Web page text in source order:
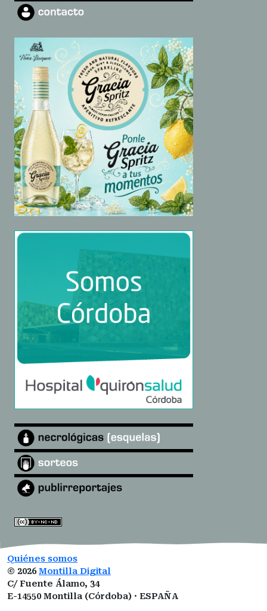
Quiénes somos
© 2026 Montilla Digital
C/ Fuente Álamo, 34
E-14550 Montilla (Córdoba) · ESPAÑA